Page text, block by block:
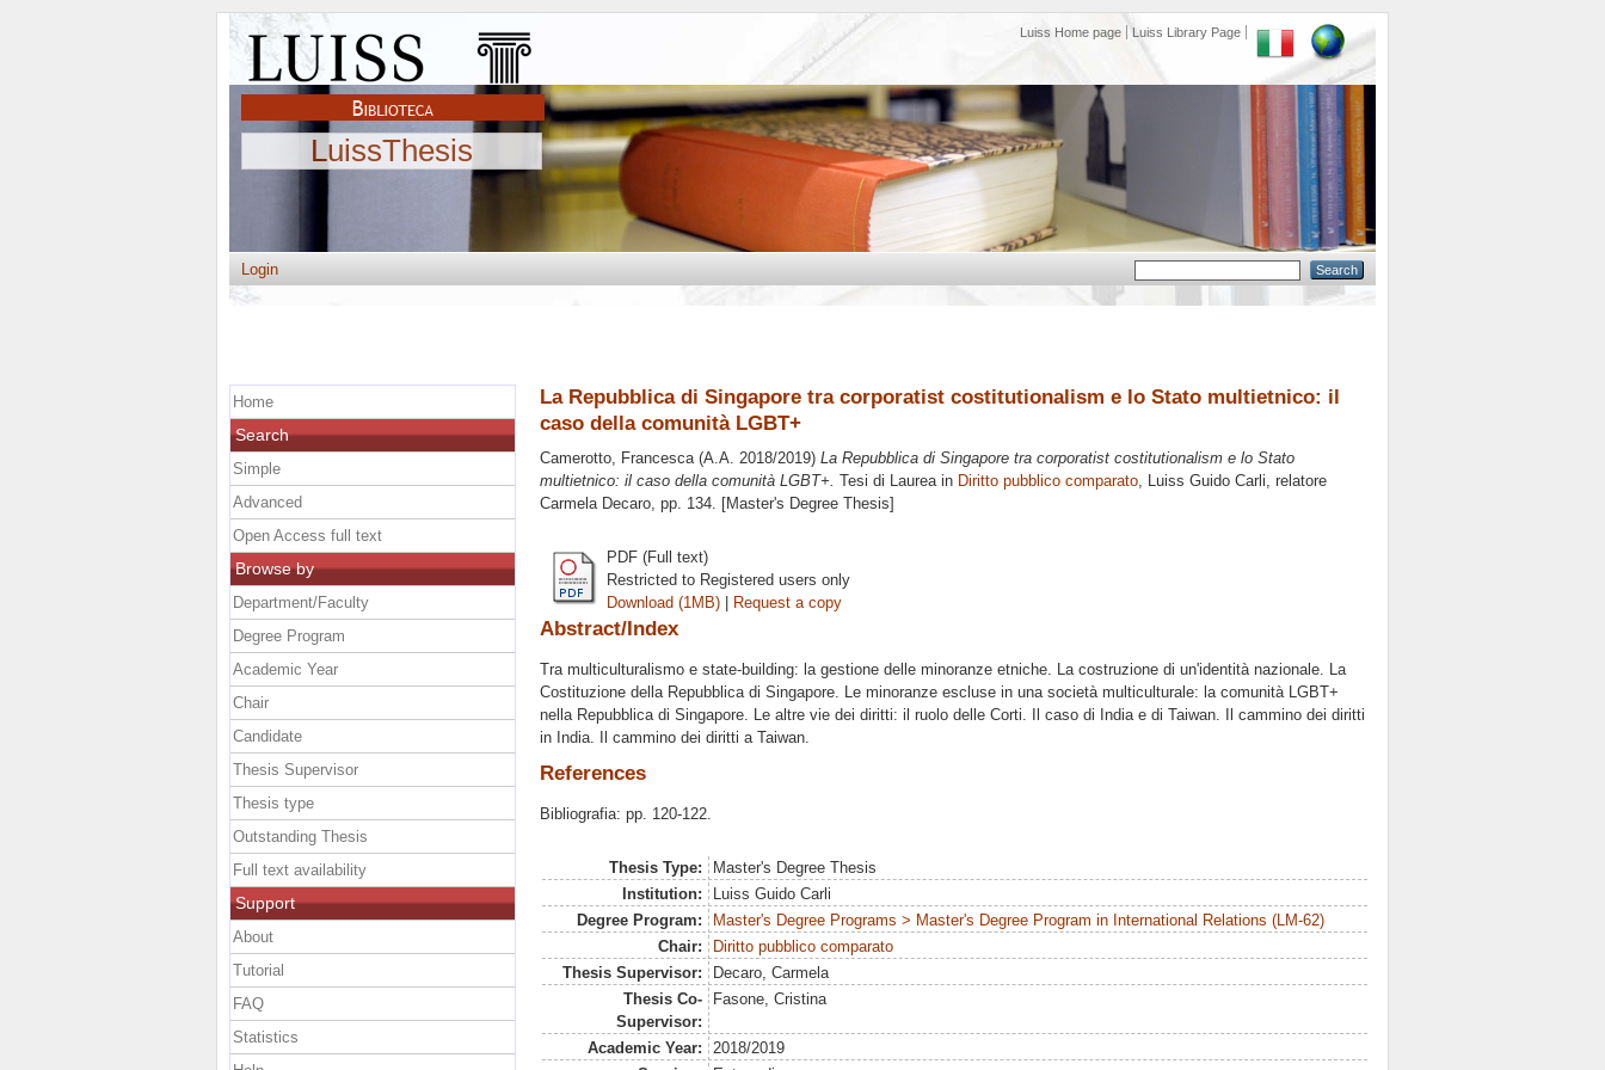
Luiss Home page Luiss Library Page
LuissThesis
Login
La Repubblica di Singapore tra corporatist costitutionalism e lo Stato multietnico: il
caso della comunità LGBT+
Camerotto, Francesca(A.A. 2018/2019) La Repubblica di Singapore tra corporatist costitutionalism e lo Stato
multietnico: il caso della comunità LGBT+. Tesi di Laurea in Diritto pubblico comparato, Luiss Guido Carli, relatore
Carmela Decaro, pp. 134. [Master's Degree Thesis]
PDF (Full text)
Restricted to Registered users only
Download (1MB) | Request a copy
Abstract/Index
Tra multiculturalismo e state-building: la gestione delle minoranze etniche. La costruzione di un'identità nazionale. La
Costituzione della Repubblica di Singapore. Le minoranze escluse in una società multiculturale: la comunità LGBT+
nella Repubblica di Singapore. Le altre vie dei diritti: il ruolo delle Corti. Il caso di India e di Taiwan. Il cammino dei diritti
in India. Il cammino dei diritti a Taiwan.
References
Bibliografia: pp. 120-122.
Thesis Type:
Master's Degree Thesis
Institution:
Luiss Guido Carli
Degree Program:
Master's Degree Programs > Master's Degree Program in International Relations (LM-62)
Chair:
Diritto pubblico comparato
Thesis Supervisor:
Decaro, Carmela
Thesis Co-
Supervisor:
Fasone, Cristina
Academic Year:
2018/2019
Home
Search
Simple
Advanced
Open Access full text
Browse by
Department/Faculty
Degree Program
Academic Year
Chair
Candidate
Thesis Supervisor
Thesis type
Outstanding Thesis
Full text availability
Support
About
Tutorial
FAQ
Statistics